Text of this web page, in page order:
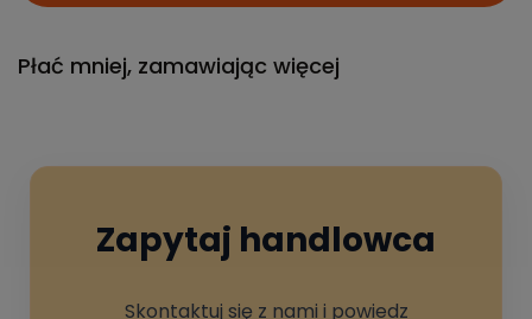
Płać mniej, zamawiając więcej
Zapytaj handlowca
Skontaktuj się z nami i powiedz